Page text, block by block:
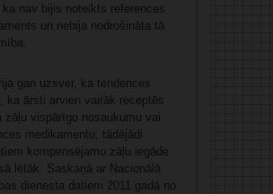
ka nav bijis noteikts references
un nebija nodrošināta tā
gan uzsver, ka tendences
ka ārsti arvien vairāk receptēs
zāļu vispārīgo nosaukumu vai
medikamentu, tādējādi
kompensējamo zāļu iegāde
lētāk. Saskaņā ar Nacionālā
dienesta datiem 2011.gadā no